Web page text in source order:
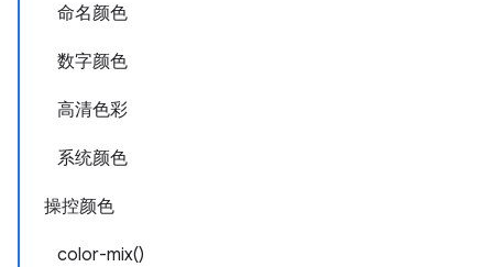
命名颜色
数字颜色
高清色彩
系统颜色
操控颜色
color-mix()